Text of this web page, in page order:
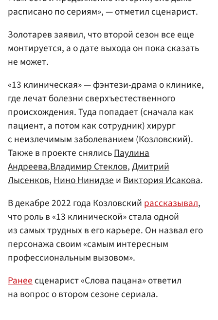
расписано по сериям», — отметил сценарист.
Золотарев заявил, что второй сезон все еще
монтируется, а о дате выхода он пока сказать
не может.
«13 клиническая» — фэнтези-драма о клинике,
где лечат болезни сверхъестественного
происхождения. Туда попадает (сначала как
пациент, а потом как сотрудник) хирург
с неизлечимым заболеванием (Козловский).
Также в проекте снялисьПаулина
Андреева,Владимир Стеклов,Дмитрий
Лысенков,Нино НинидзеиВиктория Исакова.
В декабре 2022 года Козловский рассказывал,
что роль в «13 клинической» стала одной
из самых трудных в его карьере. Он назвал его
персонажа своим «самым интересным
профессиональным вызовом».
Ранеесценарист «Слова пацана» ответил
на вопрос о втором сезоне сериала.